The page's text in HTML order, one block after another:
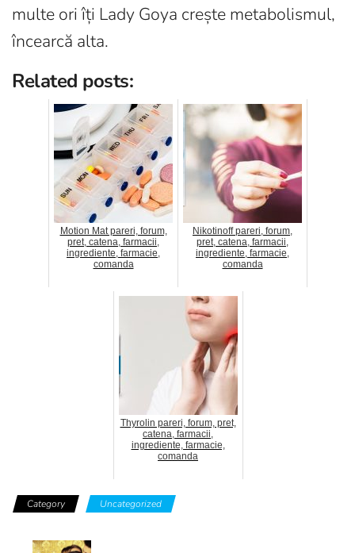
multe ori îți Lady Goya crește metabolismul,
încearcă alta.
Related posts:
Motion Mat pareri, forum,
pret, catena, farmacii,
ingrediente, farmacie,
comanda
Nikotinoff pareri, forum,
pret, catena, farmacii,
ingrediente, farmacie,
comanda
Thyrolin pareri, forum, pret,
catena, farmacii,
ingrediente, farmacie,
comanda
Category Uncategorized